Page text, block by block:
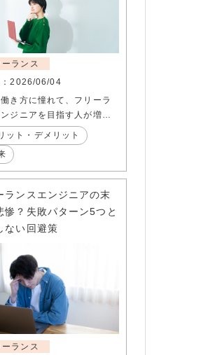
ーランス
2026/06/04
き方に憧れて、フリーラ
ンジニアを目指す人が増…
ット・デメリット
ランスエンジニアの末
惨？失敗パターン5つと
ない回避策
ーランス